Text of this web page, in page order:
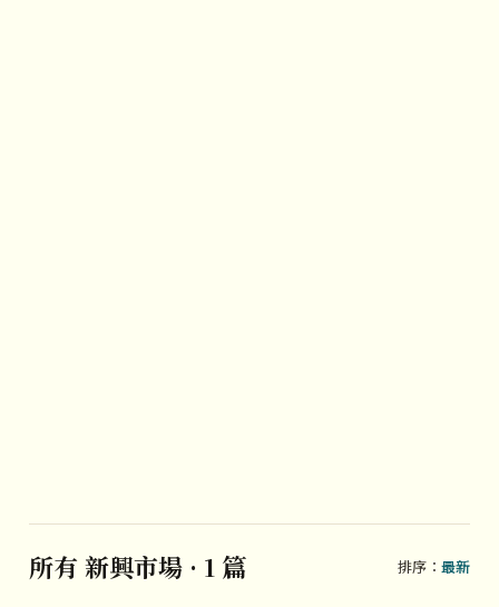
所有 新興市場 · 1 篇 排序：最新